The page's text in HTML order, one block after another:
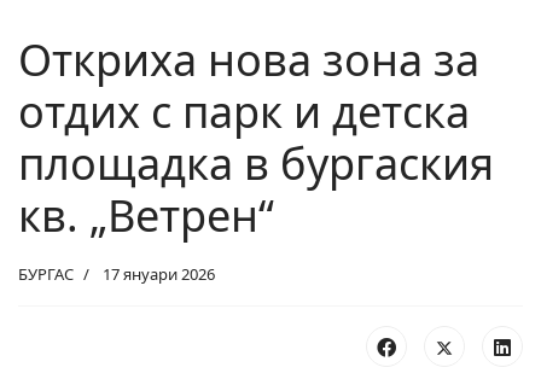
Откриха нова зона за
отдих с парк и детска
площадка в бургаския
кв. „Ветрен“
БУРГАС 17 януари 2026